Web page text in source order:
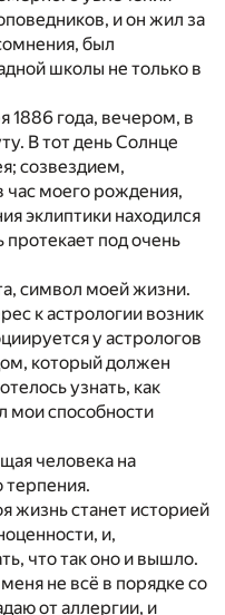
и он жил за
был
школы не только в
1886 года, вечером, в
В тот день Солнце
созвездием,
час моего рождения,
эклиптики находился
под очень
символ моей жизни.
к астрологии возник
у астрологов
который должен
узнать, как
мои способности
человека на
терпения.
жизнь станет историей
и,
что так оно и вышло.
не всё в порядке со
от аллергии, и